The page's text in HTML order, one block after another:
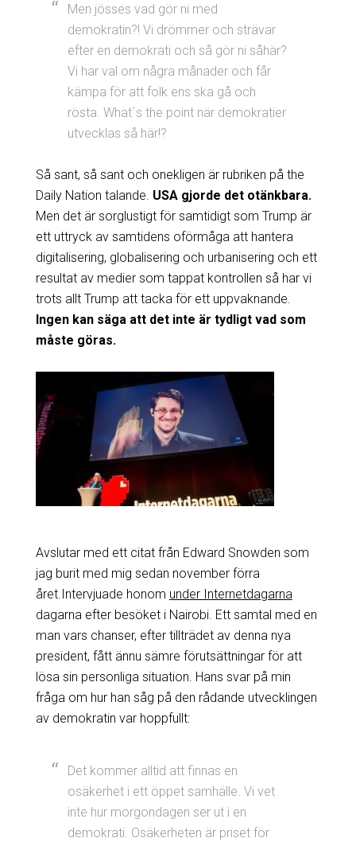
Men jösses vad gör ni med
demokratin?! Vi drömmer och strävar
efter en demokrati och så gör ni såhär?
Vi har val om några månader och får
kämpa för att folk ens ska gå och
rösta. What´s the point när demokratier
utvecklas så här!?
Så sant, så sant och onekligen är rubriken på the
Daily Nation talande. USA gjorde det otänkbara.
Men det är sorglustigt för samtidigt som Trump är
ett uttryck av samtidens oförmåga att hantera
digitalisering, globalisering och urbanisering och ett
resultat av medier som tappat kontrollen så har vi
trots allt Trump att tacka för ett uppvaknande.
Ingen kan säga att det inte är tydligt vad som
måste göras.
Avslutar med ett citat från Edward Snowden som
jag burit med mig sedan november förra
året.Intervjuade honom under Internetdagarna
dagarna efter besöket i Nairobi. Ett samtal med en
man vars chanser, efter tillträdet av denna nya
president, fått ännu sämre förutsättningar för att
lösa sin personliga situation. Hans svar på min
fråga om hur han såg på den rådande utvecklingen
av demokratin var hoppfullt:
Det kommer alltid att finnas en
osäkerhet i ett öppet samhälle. Vi vet
inte hur morgondagen ser ut i en
demokrati. Osäkerheten är priset för